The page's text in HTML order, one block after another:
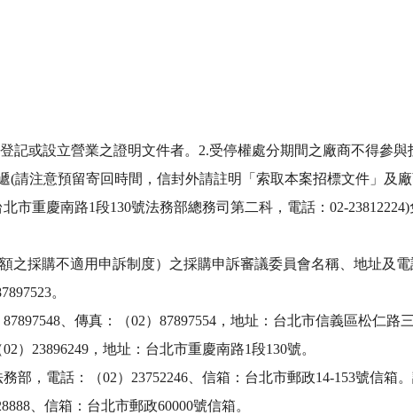
記或設立營業之證明文件者。2.受停權處分期間之廠商不得參與
(請注意預留寄回時間，信封外請註明「索取本案招標文件」及
市重慶南路1段130號法務部總務司第二科，電話：02-
之採購不適用申訴制度）之採購申訴審議委員會名稱、地址及
。
、傳真：（02）87897554，地址：台北市信義區松仁路
）23896249，地址：台北市重慶南路1段130號。
，電話：（02）23752246、信箱：台北市郵政14-153號信箱
、信箱：台北市郵政60000號信箱。